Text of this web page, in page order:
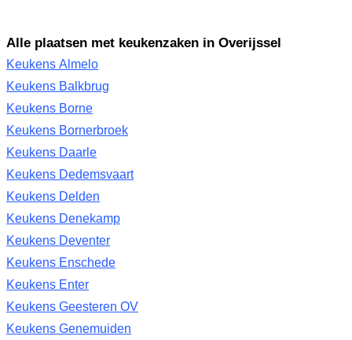
Alle plaatsen met keukenzaken in Overijssel
Keukens Almelo
Keukens Balkbrug
Keukens Borne
Keukens Bornerbroek
Keukens Daarle
Keukens Dedemsvaart
Keukens Delden
Keukens Denekamp
Keukens Deventer
Keukens Enschede
Keukens Enter
Keukens Geesteren OV
Keukens Genemuiden